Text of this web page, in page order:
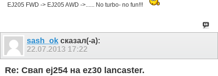
EJ205 FWD -> EJ205 AWD ->...... No turbo- no fun!!!
sash_ok сказал(-а):
22.07.2013 17:22
Re: Свап ej254 на ez30 lancaster.